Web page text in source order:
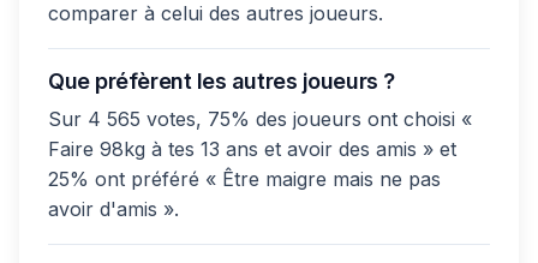
comparer à celui des autres joueurs.
Que préfèrent les autres joueurs ?
Sur 4 565 votes, 75% des joueurs ont choisi «
Faire 98kg à tes 13 ans et avoir des amis » et
25% ont préféré « Être maigre mais ne pas
avoir d'amis ».